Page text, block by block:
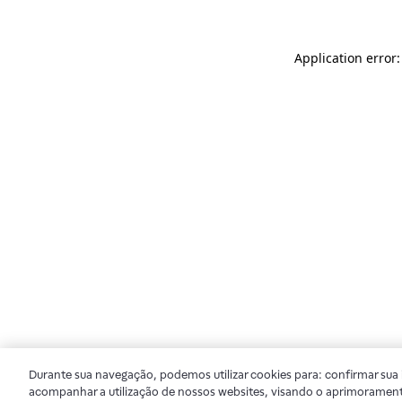
Application
Durante sua navegação, podemos utilizar cookies para: confirmar
acompanhar a utilização de nossos websites, visando o